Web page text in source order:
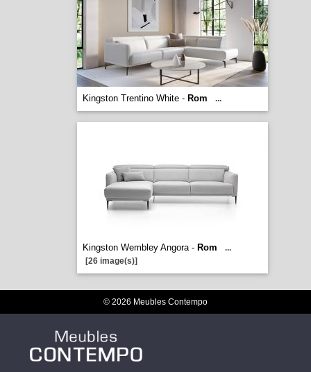
Kingston Trentino White - Rom ...
Kingston Wembley Angora - Rom
...
[26 image(s)]
© 2026 Meubles Contempo